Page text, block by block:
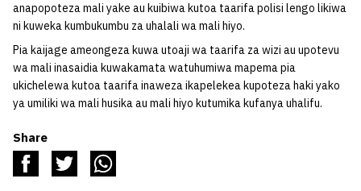
anapopoteza mali yake au kuibiwa kutoa taarifa polisi lengo likiwa
ni kuweka kumbukumbu za uhalali wa mali hiyo.
Pia kaijage ameongeza kuwa utoaji wa taarifa za wizi au upotevu
wa mali inasaidia kuwakamata watuhumiwa mapema pia
ukichelewa kutoa taarifa inaweza ikapelekea kupoteza haki yako
ya umiliki wa mali husika au mali hiyo kutumika kufanya uhalifu.
Share